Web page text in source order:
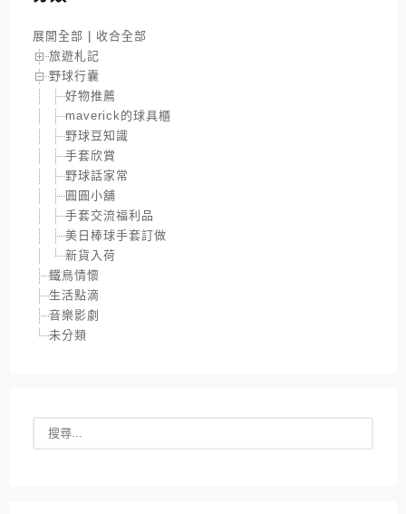
展開全部
收合全部
旅遊札記
野球行囊
好物推薦
maverick的球具櫃
野球豆知識
手套欣賞
野球話家常
圓圓小舖
手套交流福利品
美日棒球手套訂做
新貨入荷
鐵鳥情懷
生活點滴
音樂影劇
未分類